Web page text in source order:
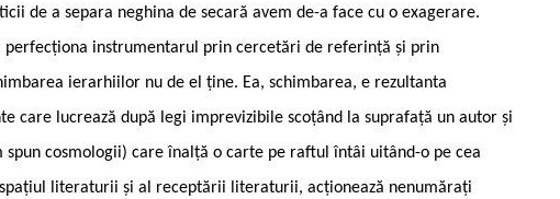
de a separa neghina de secară avem de-a face cu o exagerare.
instrumentarul prin cercetări de referință și prin
ierarhiilor nu de el ține. Ea, schimbarea, e rezultanta
care lucrează după legi imprevizibile scoțând la suprafață un autor și
spun cosmologii) care înalță o carte pe raftul întâi uitând-o pe cea
literaturii și al receptării literaturii, acționează nenumărați